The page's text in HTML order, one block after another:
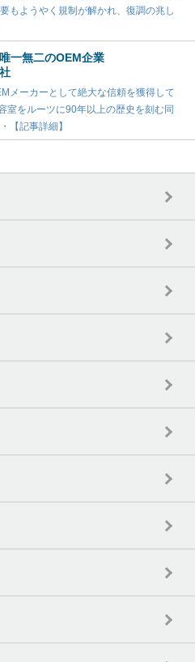
もようやく規制が解かれ、復調の兆し
一無二のOEM企業
メーカーとして絶大な信頼を獲得して
室をルーツに90年以上の歴史を刻む同
【記事詳細】